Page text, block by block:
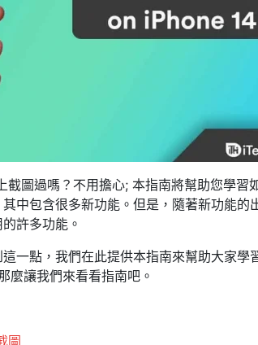
圖過嗎？不用擔心; 本指南將幫助您學習
中包含很多新功能。但是，隨著新功能的
許多功能。
一點，我們在此提供本指南來幫助大家學
麼讓我們來看看指南吧。
圖